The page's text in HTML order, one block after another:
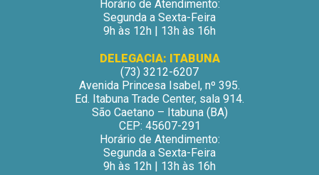
Horário de Atendimento:
Segunda a Sexta-Feira
9h às 12h | 13h às 16h
DELEGACIA: ITABUNA
(73) 3212-6207
Avenida Princesa Isabel, nº 395.
Ed. Itabuna Trade Center, sala 914.
São Caetano – Itabuna (BA)
CEP: 45607-291
Horário de Atendimento:
Segunda a Sexta-Feira
9h às 12h | 13h às 16h